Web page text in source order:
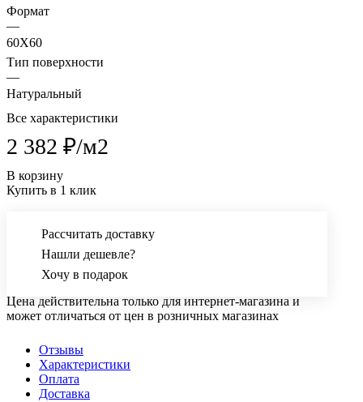
Формат
—
60X60
Тип поверхности
—
Натуральный
Все характеристики
2 382 ₽/м2
В корзину
Купить в 1 клик
Рассчитать доставку
Нашли дешевле?
Хочу в подарок
Цена действительна только для интернет-магазина и
может отличаться от цен в розничных магазинах
Отзывы
Характеристики
Оплата
Доставка